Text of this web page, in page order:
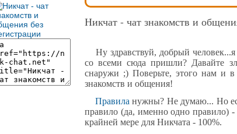
Никчат - чат знакомств и
Ну здравствуй, добрый
со всеми сюда пришли? Давайте
снаружи ;) Поверьте, этого нам и
знакомств и общения!
Правила нужны? Не думаю... Но
правило (да, именно одно правило)
крайней мере для Никчата - 100%.